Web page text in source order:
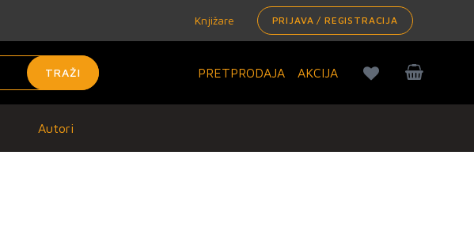
Knjižare PRIJAVA / REGISTRACIJA
TRAŽI PRETPRODAJA AKCIJA
Autori